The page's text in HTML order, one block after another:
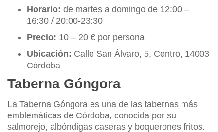
Horario: de martes a domingo de 12:00 –
16:30 / 20:00-23:30
Precio: 10 – 20 € por persona
Ubicación: Calle San Álvaro, 5, Centro, 14003
Córdoba
Taberna Góngora
La Taberna Góngora es una de las tabernas más
emblemáticas de Córdoba, conocida por su
salmorejo, albóndigas caseras y boquerones fritos.